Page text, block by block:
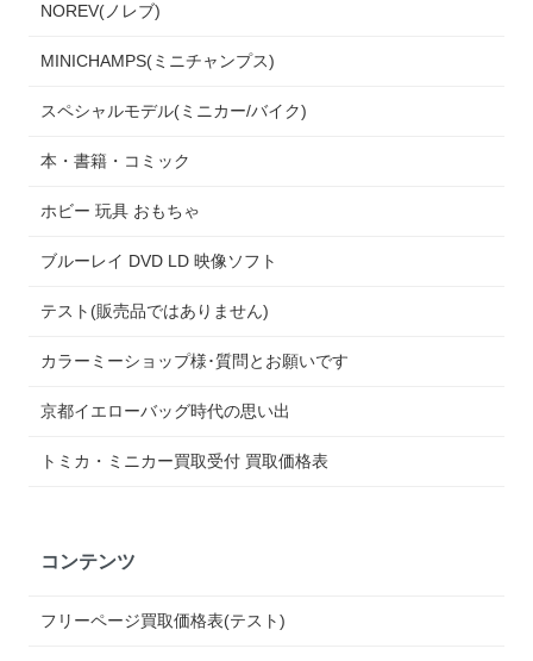
NOREV(ノレブ)
MINICHAMPS(ミニチャンプス)
スペシャルモデル(ミニカー/バイク)
本・書籍・コミック
ホビー 玩具 おもちゃ
ブルーレイ DVD LD 映像ソフト
テスト(販売品ではありません)
カラーミーショップ様･質問とお願いです
京都イエローバッグ時代の思い出
トミカ・ミニカー買取受付 買取価格表
コンテンツ
フリーページ買取価格表(テスト)